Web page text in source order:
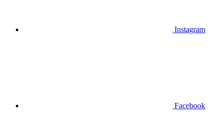
Instagram
Facebook